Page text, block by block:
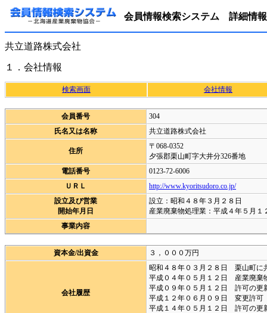
会員情報検索システム 詳細情報
共立道路株式会社
１．会社情報
検索画面 会社情報
会員番号
304
氏名又は名称
共立道路株式会社
住所
〒068-0352
夕張郡栗山町字大井分326番地
電話番号
0123-72-6006
ＵＲＬ
http://www.kyoritsudoro.co.jp/
設立及び営業
開始年月日
設立：昭和４８年３月２８日
産業廃棄物処理業：平成４年５月１
事業内容
資本金/出資金 ３，０００万円
会社履歴
昭和４８年０３月２８日 栗山町に
平成０４年０５月１２日 産業廃棄
平成０９年０５月１２日 許可の更
平成１２年０６月０９日 変更許可
平成１４年０５月１２日 許可の更